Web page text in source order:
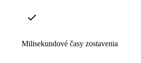
Milisekundové časy zostavenia